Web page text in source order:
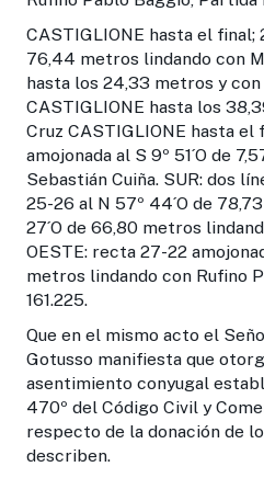
CASTIGLIONE hasta el final;
76,44 metros lindando con
hasta los 24,33 metros y
CASTIGLIONE hasta los
Cruz CASTIGLIONE hasta
amojonada al S 9º 51´O de
Sebastián Cuiña. SUR: dos
25-26 al N 57º 44´O de
27´O de 66,80 metros
OESTE: recta 27-22
metros lindando con Rufino
161.225.
Que en el mismo acto el
Gotusso manifiesta que
asentimiento conyugal
470º del Código Civil y
respecto de la donación de
describen.